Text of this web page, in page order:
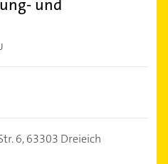
und
6,63303 Dreieich